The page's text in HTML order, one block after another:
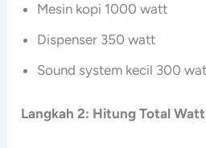
Mesin kopi 1000 watt
Dispenser 350 watt
Sound system kecil 300
Langkah 2: Hitung Total Watt